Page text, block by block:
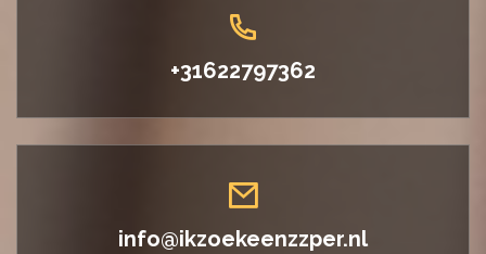
+31622797362
info@ikzoekeenzzper.nl